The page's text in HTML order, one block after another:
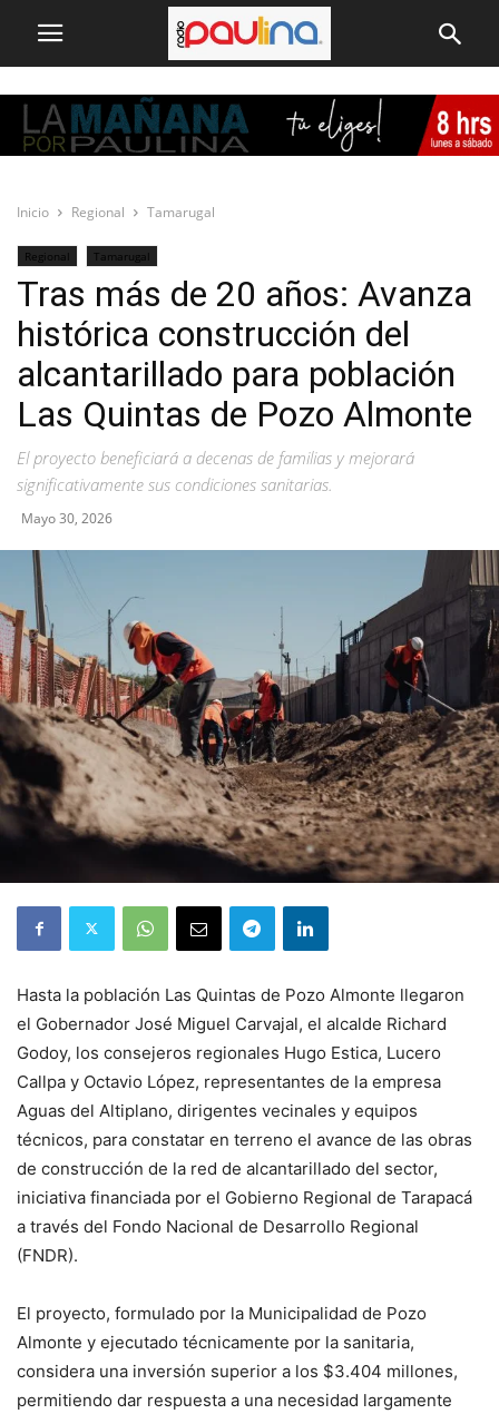
Inicio Regional Tamarugal
Regional Tamarugal
Tras más de 20 años: Avanza
histórica construcción del
alcantarillado para población
Las Quintas de Pozo Almonte
El proyecto beneficiará a decenas de familias y mejorará
significativamente sus condiciones sanitarias.
Mayo 30, 2026
Hasta la población Las Quintas de Pozo Almonte llegaron
el Gobernador José Miguel Carvajal, el alcalde Richard
Godoy, los consejeros regionales Hugo Estica, Lucero
Callpa y Octavio López, representantes de la empresa
Aguas del Altiplano, dirigentes vecinales y equipos
técnicos, para constatar en terreno el avance de las obras
de construcción de la red de alcantarillado del sector,
iniciativa financiada por el Gobierno Regional de Tarapacá
a través del Fondo Nacional de Desarrollo Regional
(FNDR).
El proyecto, formulado por la Municipalidad de Pozo
Almonte y ejecutado técnicamente por la sanitaria,
considera una inversión superior a los $3.404 millones,
permitiendo dar respuesta a una necesidad largamente